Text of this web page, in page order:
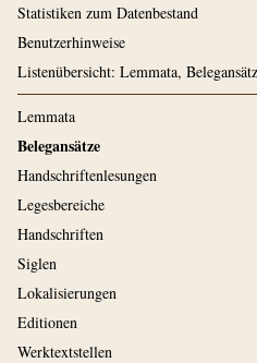
Statistiken zum Datenbestand
Benutzerhinweise
Listenübersicht: Lemmata,
Lemmata
Belegansätze
Handschriftenlesungen
Legesbereiche
Handschriften
Siglen
Lokalisierungen
Editionen
Werktextstellen